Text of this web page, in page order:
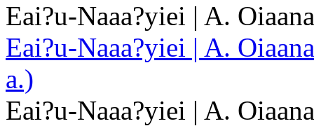
Eai?u-Naaa?yiei | A.
Eai?u-Naaa?yiei | A.
a.)
Eai?u-Naaa?yiei | A.